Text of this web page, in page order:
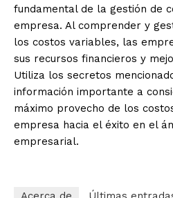
fundamental de la gestión de
empresa. Al comprender y
los costos variables, las
sus recursos financieros y
Utiliza los secretos
información importante a
máximo provecho de los
empresa hacia el éxito en el
empresarial.